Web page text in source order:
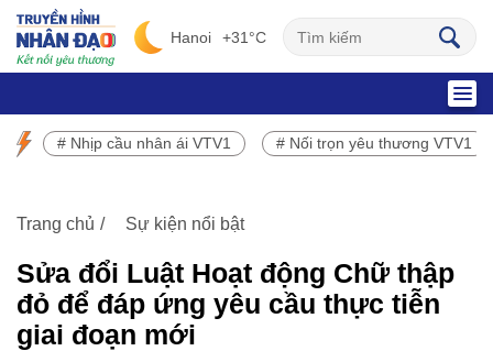
Hanoi +31°C
SỰ KIỆN NỔI BẬT
# Nhịp cầu nhân ái VTV1 # Nối trọn yêu thương VTV1
Trang chủ Sự kiện nổi bật
Sửa đổi Luật Hoạt động Chữ thập
đỏ để đáp ứng yêu cầu thực tiễn
giai đoạn mới